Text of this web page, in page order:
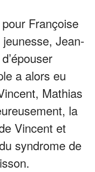
Françoise
Jean-
a alors eu
Mathias
la
Vincent et
syndrome de